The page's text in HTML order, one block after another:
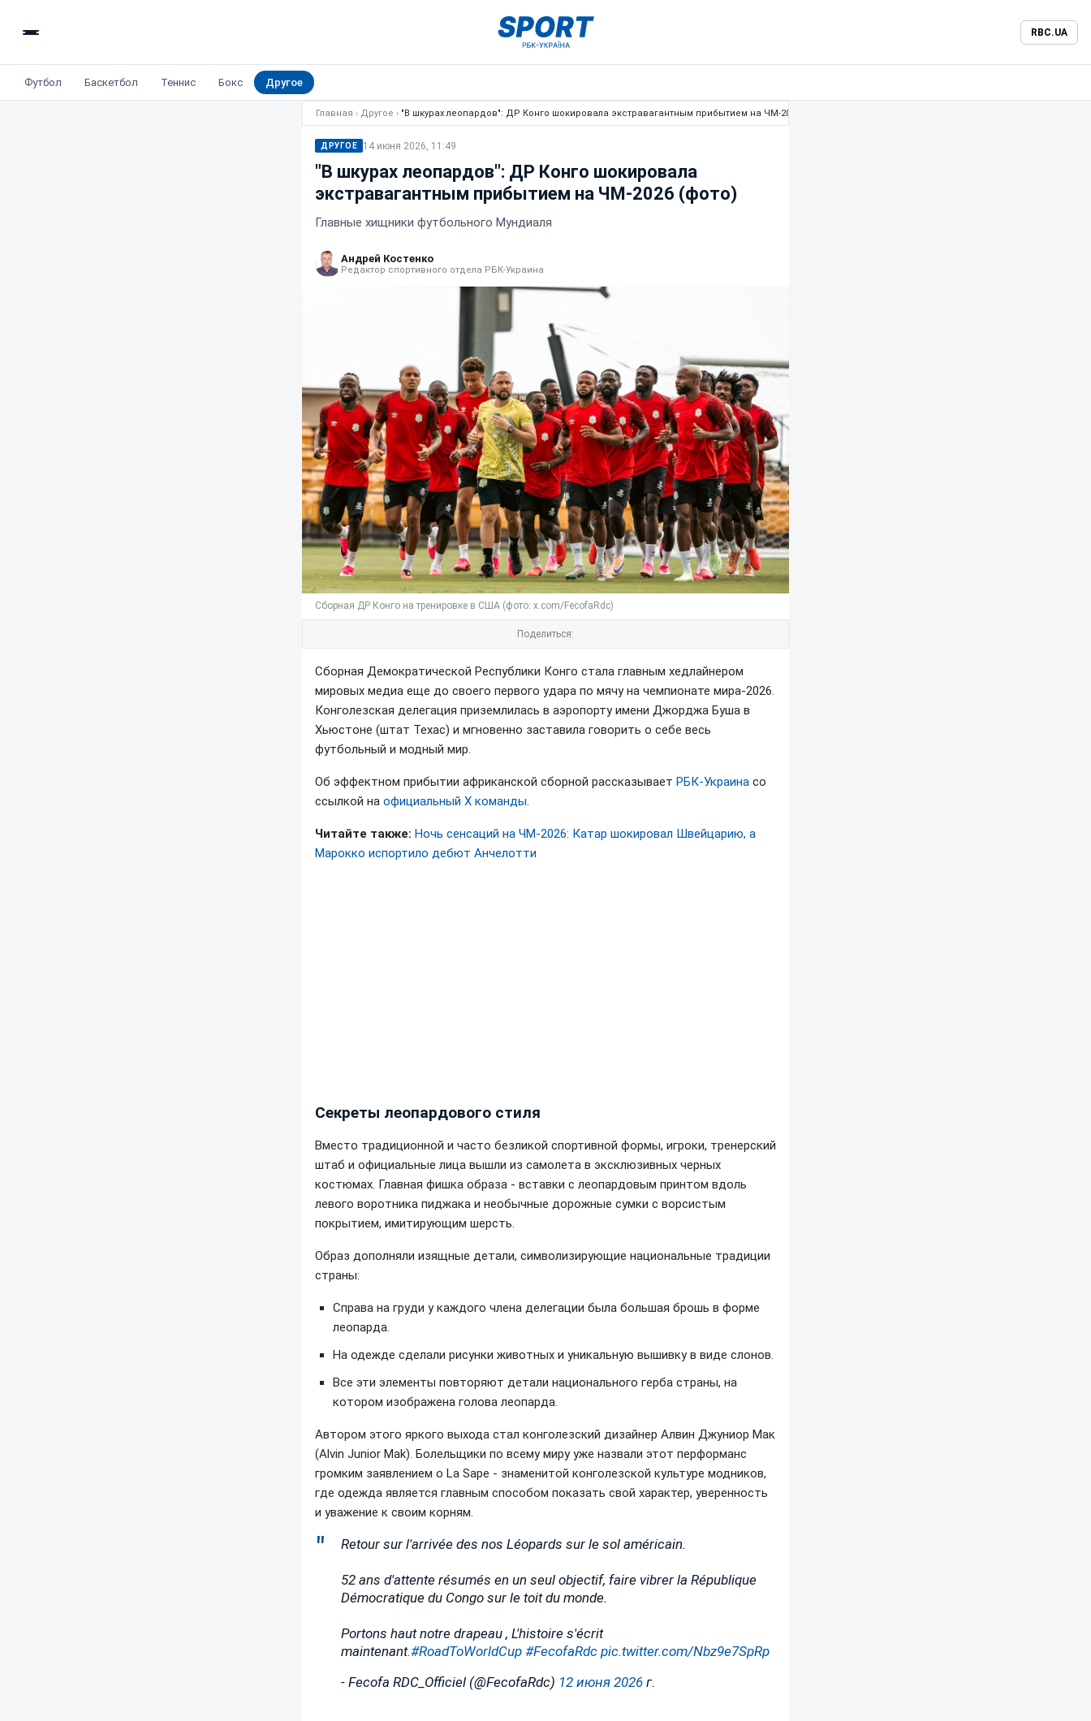
RBC.UA
Футбол Баскетбол Теннис Бокс Другое
Главная › Другое › "В шкурах леопардов": ДР Конго шокировала экстравагантным прибытием на ЧМ-2026 (фото)
ДРУГОЕ 14 июня 2026, 11:49
"В шкурах леопардов": ДР Конго шокировала
экстравагантным прибытием на ЧМ-2026 (фото)
Главные хищники футбольного Мундиаля
Андрей Костенко
Редактор спортивного отдела РБК-Украина
Сборная ДР Конго на тренировке в США (фото: x.com/FecofaRdc)
Поделиться:
Сборная Демократической Республики Конго стала главным хедлайнером
мировых медиа еще до своего первого удара по мячу на чемпионате мира-2026.
Конголезская делегация приземлилась в аэропорту имени Джорджа Буша в
Хьюстоне (штат Техас) и мгновенно заставила говорить о себе весь
футбольный и модный мир.
Об эффектном прибытии африканской сборной рассказывает РБК-Украина со
ссылкой на официальный Х команды.
Читайте также: Ночь сенсаций на ЧМ-2026: Катар шокировал Швейцарию, а
Марокко испортило дебют Анчелотти
Секреты леопардового стиля
Вместо традиционной и часто безликой спортивной формы, игроки, тренерский
штаб и официальные лица вышли из самолета в эксклюзивных черных
костюмах. Главная фишка образа - вставки с леопардовым принтом вдоль
левого воротника пиджака и необычные дорожные сумки с ворсистым
покрытием, имитирующим шерсть.
Образ дополняли изящные детали, символизирующие национальные традиции
страны:
Справа на груди у каждого члена делегации была большая брошь в форме
леопарда.
На одежде сделали рисунки животных и уникальную вышивку в виде слонов.
Все эти элементы повторяют детали национального герба страны, на
котором изображена голова леопарда.
Автором этого яркого выхода стал конголезский дизайнер Алвин Джуниор Мак
(Alvin Junior Mak). Болельщики по всему миру уже назвали этот перформанс
громким заявлением о La Sape - знаменитой конголезской культуре модников,
где одежда является главным способом показать свой характер, уверенность
и уважение к своим корням.
Retour sur l'arrivée des nos Léopards sur le sol américain.
52 ans d'attente résumés en un seul objectif, faire vibrer la République
Démocratique du Congo sur le toit du monde.
Portons haut notre drapeau , L'histoire s'écrit
maintenant.#RoadToWorldCup #FecofaRdc pic.twitter.com/Nbz9e7SpRp
- Fecofa RDC_Officiel (@FecofaRdc) 12 июня 2026 г.